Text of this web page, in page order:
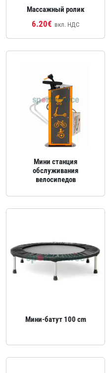
Массажный ролик
6.20€ вкл. НДС
Мини станция
обслуживания
велосипедов
Мини‑батут 100 cm